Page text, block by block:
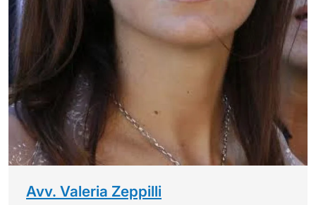
Avv. Valeria Zeppilli